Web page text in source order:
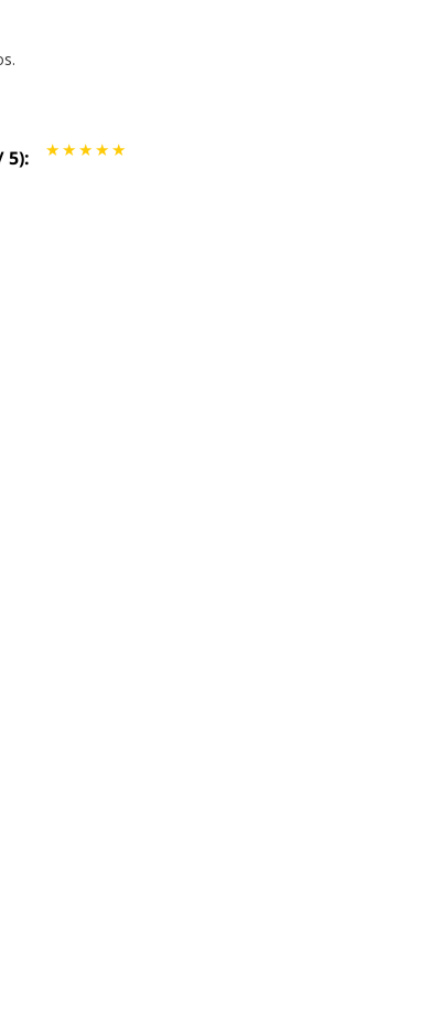
5):